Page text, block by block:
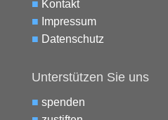
■ Kontakt
■ Impressum
■ Datenschutz
Unterstützen Sie uns
■ spenden